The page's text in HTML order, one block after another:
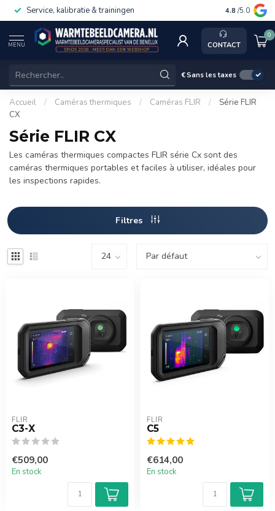
Service, kalibratie & trainingen 4.8 /5.0
MENU CONTACT
0
€Sans les taxes
Accueil / Caméras thermiques / Caméras FLIR /
Série FLIR
CX
Série FLIR CX
Les caméras thermiques compactes FLIR série Cx sont des
caméras thermiques portables et faciles à utiliser, idéales pour
les inspections rapides.
Filtres
FLIR
C3-X
€509,00
En stock
FLIR
C5
€614,00
En stock